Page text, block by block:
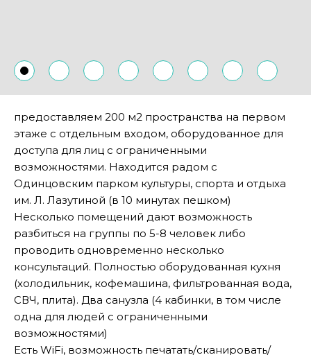
предоставляем 200 м2 пространства на первом
этаже с отдельным входом, оборудованное для
доступа для лиц с ограниченными
возможностями. Находится радом с
Одинцовским парком культуры, спорта и отдыха
им. Л. Лазутиной (в 10 минутах пешком)
Несколько помещений дают возможность
разбиться на группы по 5-8 человек либо
проводить одновременно несколько
консультаций. Полностью оборудованная кухня
(холодильник, кофемашина, фильтрованная вода,
СВЧ, плита). Два санузла (4 кабинки, в том числе
одна для людей с ограниченными
возможностями)
Есть WiFi, возможность печатать/сканировать/